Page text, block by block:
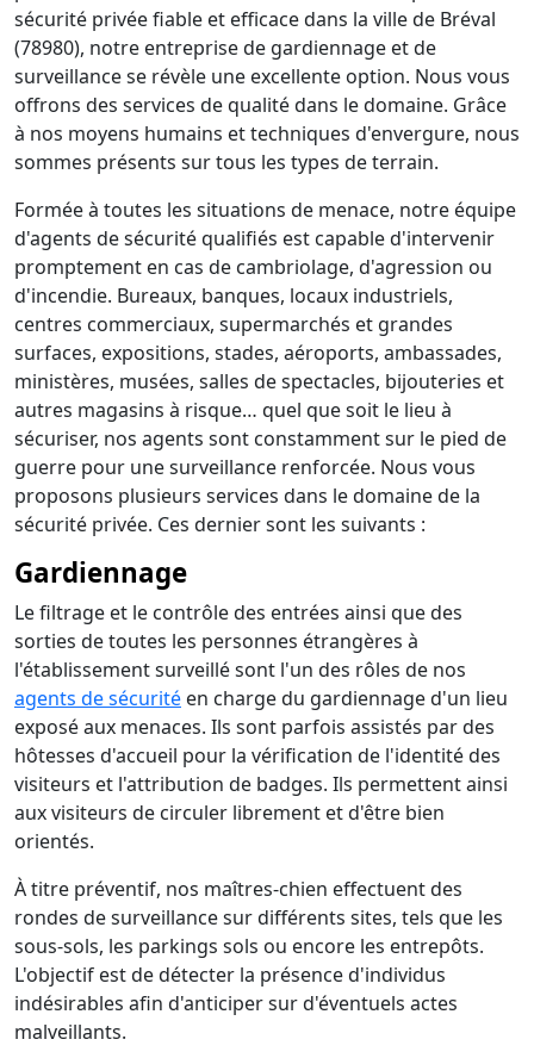
sécurité privée fiable et efficace dans la ville de Bréval
(78980), notre entreprise de gardiennage et de
surveillance se révèle une excellente option. Nous vous
offrons des services de qualité dans le domaine. Grâce
à nos moyens humains et techniques d'envergure, nous
sommes présents sur tous les types de terrain.
Formée à toutes les situations de menace, notre équipe
d'agents de sécurité qualifiés est capable d'intervenir
promptement en cas de cambriolage, d'agression ou
d'incendie. Bureaux, banques, locaux industriels,
centres commerciaux, supermarchés et grandes
surfaces, expositions, stades, aéroports, ambassades,
ministères, musées, salles de spectacles, bijouteries et
autres magasins à risque… quel que soit le lieu à
sécuriser, nos agents sont constamment sur le pied de
guerre pour une surveillance renforcée. Nous vous
proposons plusieurs services dans le domaine de la
sécurité privée. Ces dernier sont les suivants :
Gardiennage
Le filtrage et le contrôle des entrées ainsi que des
sorties de toutes les personnes étrangères à
l'établissement surveillé sont l'un des rôles de nos
agents de sécurité en charge du gardiennage d'un lieu
exposé aux menaces. Ils sont parfois assistés par des
hôtesses d'accueil pour la vérification de l'identité des
visiteurs et l'attribution de badges. Ils permettent ainsi
aux visiteurs de circuler librement et d'être bien
orientés.
À titre préventif, nos maîtres-chien effectuent des
rondes de surveillance sur différents sites, tels que les
sous-sols, les parkings sols ou encore les entrepôts.
L'objectif est de détecter la présence d'individus
indésirables afin d'anticiper sur d'éventuels actes
malveillants.